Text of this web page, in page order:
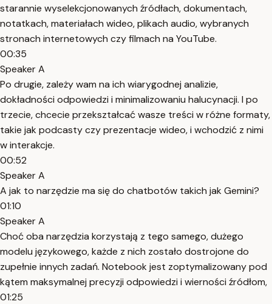
starannie wyselekcjonowanych źródłach, dokumentach,
notatkach, materiałach wideo, plikach audio, wybranych
stronach internetowych czy filmach na YouTube.
00:35
Speaker A
Po drugie, zależy wam na ich wiarygodnej analizie,
dokładności odpowiedzi i minimalizowaniu halucynacji. I po
trzecie, chcecie przekształcać wasze treści w różne formaty,
takie jak podcasty czy prezentacje wideo, i wchodzić z nimi
w interakcje.
00:52
Speaker A
A jak to narzędzie ma się do chatbotów takich jak Gemini?
01:10
Speaker A
Choć oba narzędzia korzystają z tego samego, dużego
modelu językowego, każde z nich zostało dostrojone do
zupełnie innych zadań. Notebook jest zoptymalizowany pod
kątem maksymalnej precyzji odpowiedzi i wierności źródłom,
01:25